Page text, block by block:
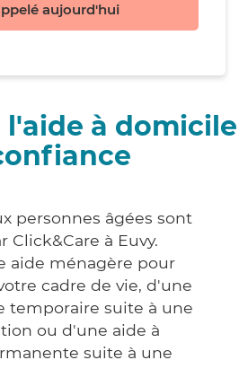
aujourd'hui
l'aide à domicile
personnes âgées sont
Click&Care à Euvy.
aide ménagère pour
cadre de vie, d'une
temporaire suite à une
ou d'une aide à
suite à une